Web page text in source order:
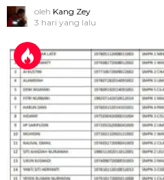
oleh Kang Zey
3 hari yang lalu